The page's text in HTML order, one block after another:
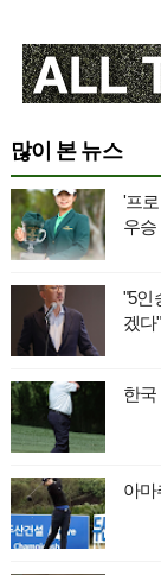
많이 본 뉴스
'프
우승
"5인
겠다"
한
아